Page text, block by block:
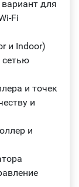
для
Fi
и Indoor)
сетью
и точек
и
и